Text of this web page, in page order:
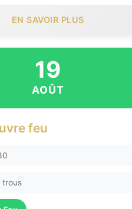
EN SAVOIR PLUS
19
AOÛT
feu
trous